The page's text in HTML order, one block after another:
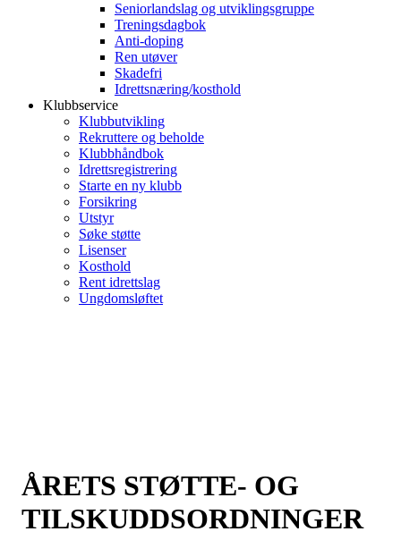
Seniorlandslag og utviklingsgruppe
Treningsdagbok
Anti-doping
Ren utøver
Skadefri
Idrettsnæring/kosthold
Klubbservice
Klubbutvikling
Rekruttere og beholde
Klubbhåndbok
Idrettsregistrering
Starte en ny klubb
Forsikring
Utstyr
Søke støtte
Lisenser
Kosthold
Rent idrettslag
Ungdomsløftet
ÅRETS STØTTE- OG
TILSKUDDSORDNINGER